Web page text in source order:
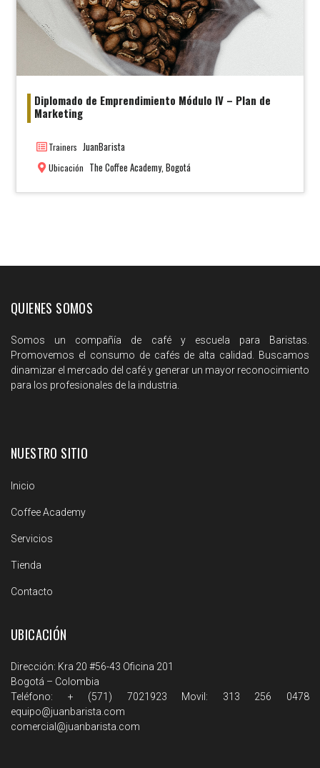
Diplomado de Emprendimiento Módulo IV – Plan de
Marketing
Trainers JuanBarista
Ubicación The Coffee Academy, Bogotá
QUIENES SOMOS
Somos un compañía de café y escuela para Baristas.
Promovemos el consumo de cafés de alta calidad. Buscamos
dinamizar el mercado del café y generar un mayor reconocimiento
para los profesionales de la industria.
NUESTRO SITIO
Inicio
Coffee Academy
Servicios
Tienda
Contacto
UBICACIÓN
Dirección: Kra 20 #56-43 Oficina 201
Bogotá – Colombia
Teléfono: + (571) 7021923 Movil: 313 256 0478
equipo@juanbarista.com
comercial@juanbarista.com